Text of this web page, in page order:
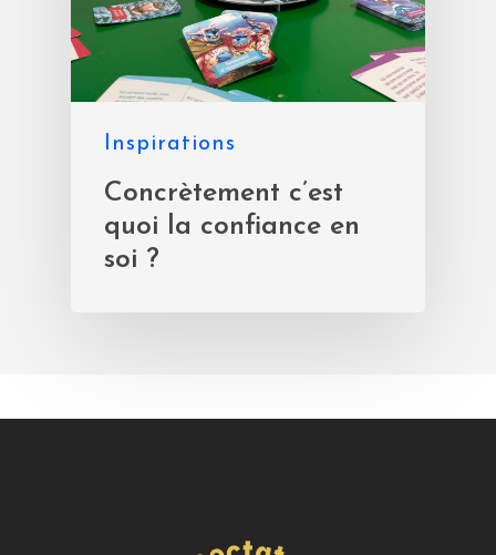
Inspirations
Concrètement c’est
quoi la confiance en
soi ?